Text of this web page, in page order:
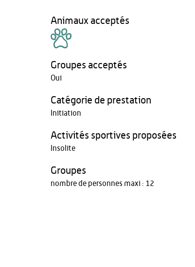
Animaux acceptés
Groupes acceptés
Oui
Catégorie de prestation
Initiation
Activités sportives proposées
Insolite
Groupes
nombre de personnes maxi : 12